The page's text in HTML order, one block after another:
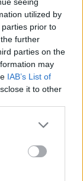
utilized by
prior to
further
parties on the
may
IAB’s List of
it to other
skalních měst.
nejméně 15
v Teplicích
městu. Do
Česka mají